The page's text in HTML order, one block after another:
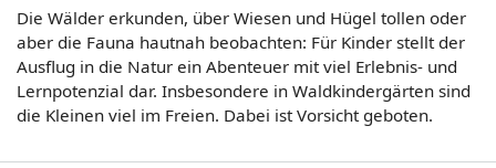
Die Wälder erkunden, über Wiesen und Hügel tollen oder
aber die Fauna hautnah beobachten: Für Kinder stellt der
Ausflug in die Natur ein Abenteuer mit viel Erlebnis- und
Lernpotenzial dar. Insbesondere in Waldkindergärten sind
die Kleinen viel im Freien. Dabei ist Vorsicht geboten.